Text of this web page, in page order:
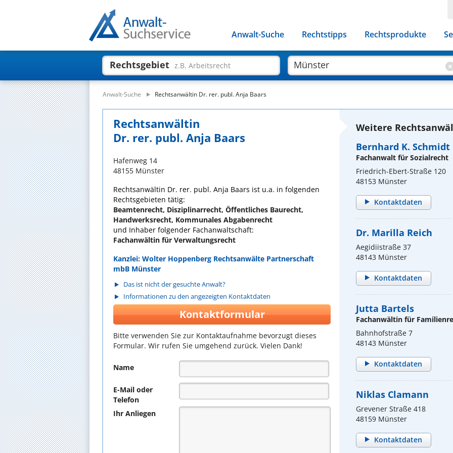
Anwalt-Suche Rechtstipps Rechtsprodukte
Rechtsgebiet z.B. Arbeitsrecht
Anwalt-Suche Rechtsanwältin Dr. rer. publ. Anja Baars
Rechtsanwältin
Dr. rer. publ. Anja Baars
Hafenweg 14
48155 Münster
Rechtsanwältin Dr. rer. publ. Anja Baars ist u.a. in folgenden
Rechtsgebieten tätig:
Beamtenrecht, Disziplinarrecht, Öffentliches Baurecht,
Handwerksrecht, Kommunales Abgabenrecht
und Inhaber folgender Fachanwaltschaft:
Fachanwältin für Verwaltungsrecht
Kanzlei: Wolter Hoppenberg Rechtsanwälte Partnerschaft
mbB Münster
Das ist nicht der gesuchte Anwalt?
Informationen zu den angezeigten Kontaktdaten
Kontaktformular
Bitte verwenden Sie zur Kontaktaufnahme bevorzugt dieses
Formular. Wir rufen Sie umgehend zurück. Vielen Dank!
Name
E-Mail oder
Telefon
Ihr Anliegen
Weitere
Bernhard K. Schmidt
Fachanwalt für Sozialrecht
Friedrich-Ebert-Straße 120
48153 Münster
Kontaktdaten
Dr. Marilla Reich
Aegidiistraße 37
48143 Münster
Kontaktdaten
Jutta Bartels
Fachanwältin für
Bahnhofstraße 7
48143 Münster
Kontaktdaten
Niklas Clamann
Grevener Straße 418
48159 Münster
Kontaktdaten